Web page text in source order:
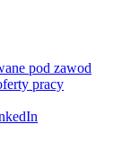
pod zawod
pracy